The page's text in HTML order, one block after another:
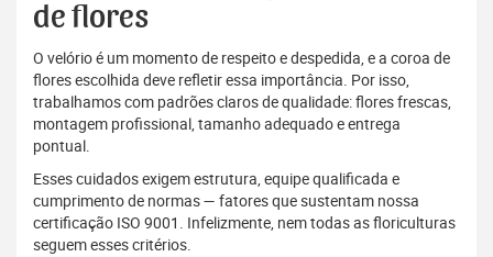
de flores
O velório é um momento de respeito e despedida, e a coroa de
flores escolhida deve refletir essa importância. Por isso,
trabalhamos com padrões claros de qualidade: flores frescas,
montagem profissional, tamanho adequado e entrega
pontual.
Esses cuidados exigem estrutura, equipe qualificada e
cumprimento de normas — fatores que sustentam nossa
certificação ISO 9001. Infelizmente, nem todas as floriculturas
seguem esses critérios.